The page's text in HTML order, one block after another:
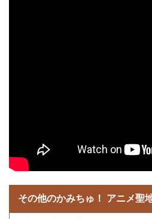
その他のかみちゅ！ アニメ聖